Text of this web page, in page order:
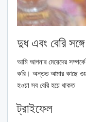
দুধ এবং বেরি সঙ্গে
আমি আপনার মেয়েদের
করি। অন্তত আমার কাছে
হওয়া সব বেরি হয়ে থাকত
ট্রাইফেল